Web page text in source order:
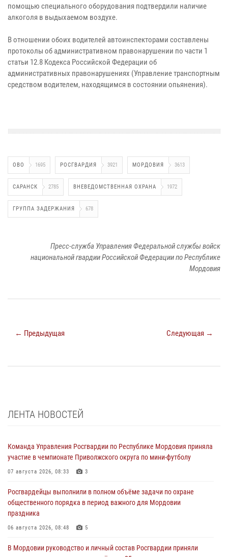
помощью специального оборудования подтвердили наличие
алкоголя в выдыхаемом воздухе.
В отношении обоих водителей автоинспекторами составлены
протоколы об административном правонарушении по части 1
статьи 12.8 Кодекса Российской Федерации об
административных правонарушениях (Управление транспортным
средством водителем, находящимся в состоянии опьянения).
ОВО 1695 РОСГВАРДИЯ 3921 МОРДОВИЯ 3613
САРАНСК 2785 ВНЕВЕДОМСТВЕННАЯ ОХРАНА 1972
ГРУППА ЗАДЕРЖАНИЯ 678
Пресс-служба Управления Федеральной службы войск
национальной гвардии Российской Федерации по Республике
Мордовия
← Предыдущая Следующая →
ЛЕНТА НОВОСТЕЙ
Команда Управления Росгвардии по Республике Мордовия приняла
участие в чемпионате Приволжского округа по мини-футболу
07 августа 2026, 08:33 3
Росгвардейцы выполнили в полном объёме задачи по охране
общественного порядка в период важного для Мордовии
праздника
06 августа 2026, 08:48 5
В Мордовии руководство и личный состав Росгвардии приняли